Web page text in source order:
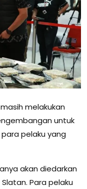
melakukan
untuk
pelaku yang
akan diedarkan
Para pelaku